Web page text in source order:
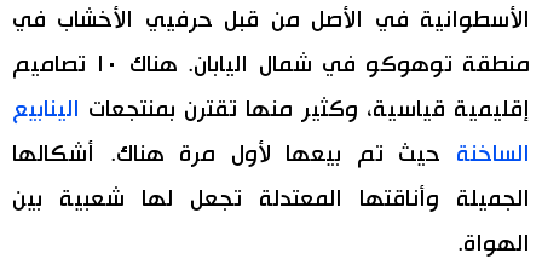
الأسطوانية في الأصل من قبل حرفيي الأخشاب في
منطقة توهوكو في شمال اليابان. هناك ١٠ تصاميم
إقليمية قياسية، وكثير منها تقترن بمنتجعات الينابيع
الساخنة حيث تم بيعها لأول مرة هناك. أشكالها
الجميلة وأناقتها المعتدلة تجعل لها شعبية بين
الهواة.